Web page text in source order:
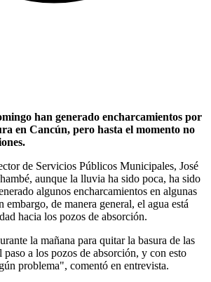
han generado encharcamientos por
en Cancún, pero hasta el momento no
de Servicios Públicos Municipales, José
aunque la lluvia ha sido poca, ha sido
algunos encharcamientos en algunas
embargo, de manera general, el agua está
hacia los pozos de absorción.
la mañana para quitar la basura de las
a los pozos de absorción, y con esto
problema", comentó en entrevista.